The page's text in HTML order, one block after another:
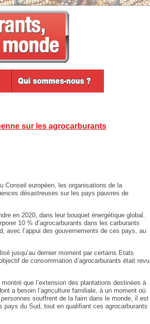
sur les agrocarburants
Conseil européen, les organisations de la
désastreuses sur les pays pauvres de
en 2020, dans leur bouquet énergétique global.
10 % d’agrocarburants dans les carburants
avec l’appui des gouvernements de ces pays, au
jusqu’au dernier moment par certains Etats
de consommation d’agrocarburants était revu
que l’extension des plantations destinées à
a besoin l’agriculture familiale, à un moment où
souffrent de la faim dans le monde, il est
pays du Sud, tout en qualifiant ces agrocarburants